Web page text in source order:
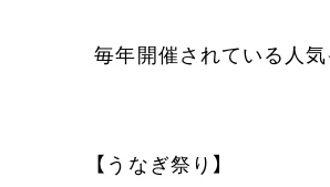
毎年開催されている人
【うなぎ祭り】